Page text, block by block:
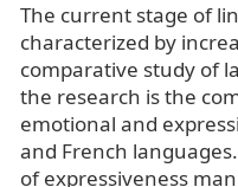
The current stage of
characterized by
comparative study of
the research is the
emotional and
and French
of expressiveness